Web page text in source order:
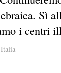
Sì
i centri
Italia